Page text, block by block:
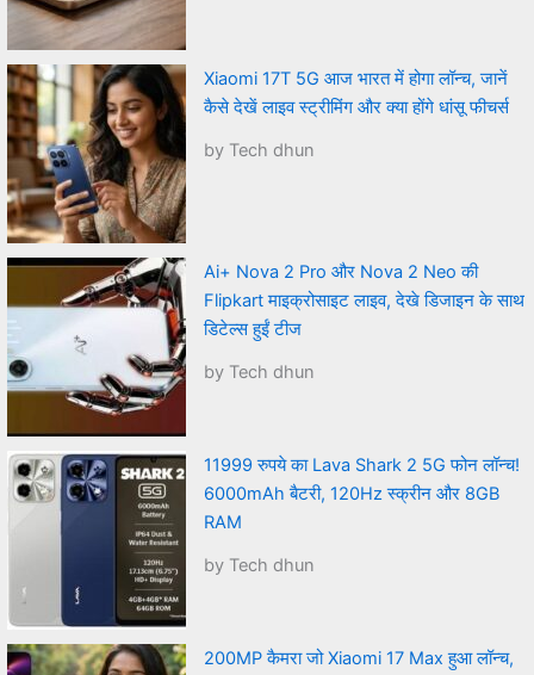
Xiaomi 17T 5G आज भारत में होगा लॉन्च, जानें
कैसे देखें लाइव स्ट्रीमिंग और क्या होंगे धांसू फीचर्स
by Tech dhun
Ai+ Nova 2 Pro और Nova 2 Neo की
Flipkart माइक्रोसाइट लाइव, देखे डिजाइन के साथ
डिटेल्स हुईं टीज
by Tech dhun
11999 रुपये का Lava Shark 2 5G फोन लॉन्च!
6000mAh बैटरी, 120Hz स्क्रीन और 8GB
RAM
by Tech dhun
200MP कैमरा जो Xiaomi 17 Max हुआ लॉन्च,